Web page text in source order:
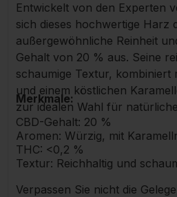
Entwickelt von den Experten
sich dieses hochwertige Harz
außergewöhnliche Reinheit
Gehalt von 20 % aus. Seine
schaumige Textur, kombiniert
und einem köstlichen
zur idealen Wahl für
Merkmale:
CBD-Gehalt: 20 %
Aromen: Würzig, mit
THC: <0,2 %
Textur: Reichhaltig und
Verpassen Sie nicht die